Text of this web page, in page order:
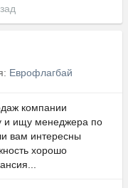
Еврофлагбай
компании
и ищу менеджера по
вам интересны
хорошо